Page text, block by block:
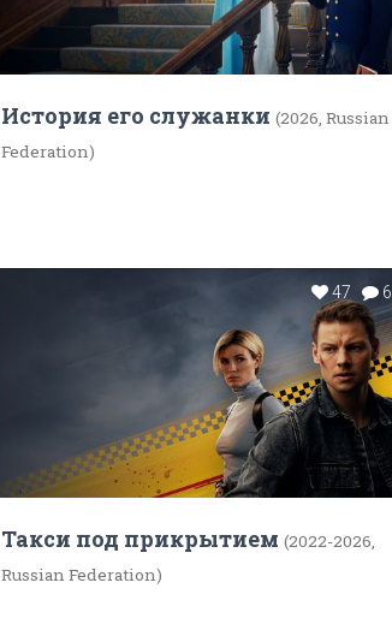
История его служанки (2026, Russian
Federation)
47 6
Такси под прикрытием (2022-2026,
Russian Federation)